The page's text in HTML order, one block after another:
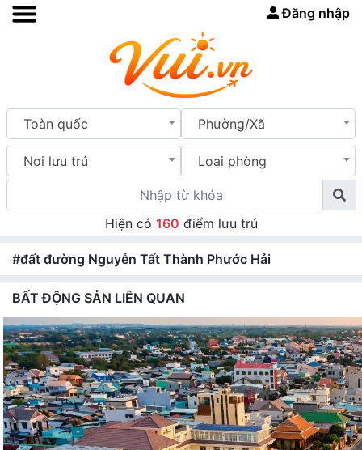
Đăng nhập
Toàn quốc Phường/Xã
Nơi lưu trú Loại phòng
Hiện có 160 điểm lưu trú
#đất đường Nguyễn Tất Thành Phước Hải
BẤT ĐỘNG SẢN LIÊN QUAN